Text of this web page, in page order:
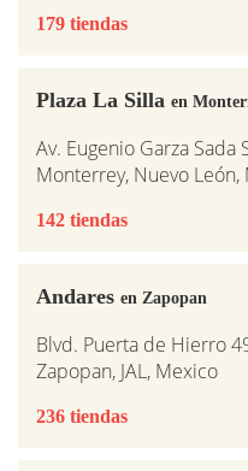
179 tiendas
Plaza La Silla en
Av. Eugenio Garza
Monterrey, Nuevo León,
142 tiendas
Andares en Zapopan
Blvd. Puerta de Hierro
Zapopan, JAL, Mexico
236 tiendas